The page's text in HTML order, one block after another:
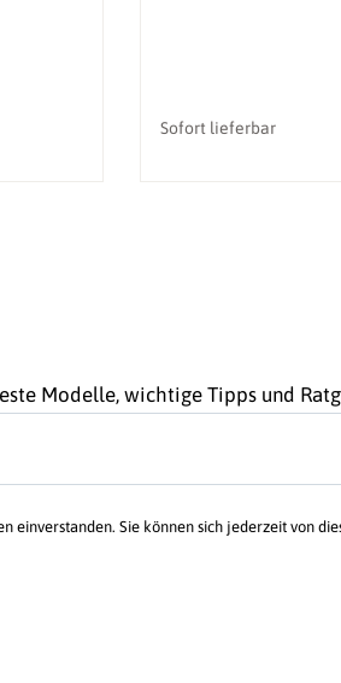
Sofort lieferbar
Modelle, wichtige Tipps und
einverstanden. Sie können sich jederzeit von